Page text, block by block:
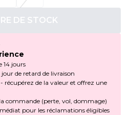
DE STOCK
14 jours
de retard de livraison
récupérez de la valeur et offrez une
commande (perte, vol, dommage)
pour les réclamations éligibles